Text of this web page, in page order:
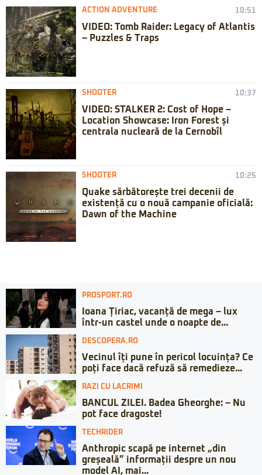
ACTION ADVENTURE 10:51
VIDEO: Tomb Raider: Legacy of Atlantis
– Puzzles & Traps
SHOOTER 10:37
VIDEO: STALKER 2: Cost of Hope –
Location Showcase: Iron Forest și
centrala nucleară de la Cernobîl
SHOOTER 10:25
Quake sărbătorește trei decenii de
existență cu o nouă campanie oficială:
Dawn of the Machine
PROSPORT.RO
Ioana Țiriac, vacanță de mega – lux
într-un castel unde o noapte de...
DESCOPERA.RO
Vecinul îți pune în pericol locuința? Ce
poți face dacă refuză să remedieze...
RAZI CU LACRIMI
BANCUL ZILEI. Badea Gheorghe: – Nu
pot face dragoste!
TECHRIDER
Anthropic scapă pe internet „din
greșeală” informații despre un nou
model AI, mai...